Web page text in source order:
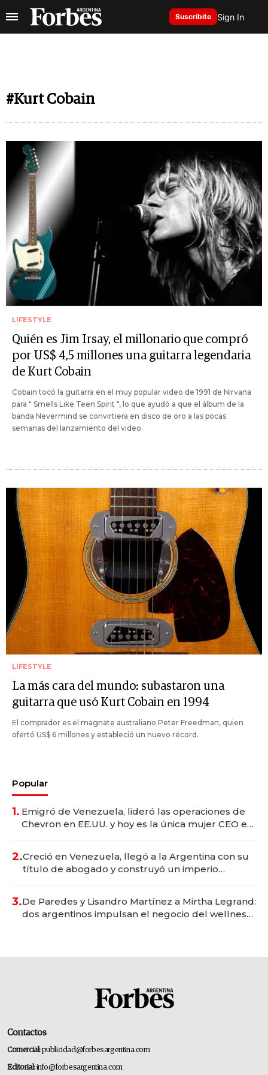
Suscribite Sign In
#Kurt Cobain
LIFESTYLE
Quién es Jim Irsay, el millonario que compró
por US$ 4,5 millones una guitarra legendaria
de Kurt Cobain
Cobain tocó la guitarra en el muy popular video de 1991 de Nirvana
para " Smells Like Teen Spirit ", lo que ayudó a que el álbum de la
banda Nevermind se convirtiera en disco de oro a las pocas
semanas del lanzamiento del video.
LIFESTYLE
La más cara del mundo: subastaron una
guitarra que usó Kurt Cobain en 1994
El comprador es el magnate australiano Peter Freedman, quien
ofertó US$ 6 millones y estableció un nuevo récord.
Popular
1. Emigró de Venezuela, lideró las operaciones de
Chevron en EE.UU. y hoy es la única mujer CEO en
2.Creció en Venezuela, llegó a la Argentina con su
título de abogado y construyó un imperio
3.De Paredes y Lisandro Martínez a Mirtha Legrand:
dos argentinos impulsan el negocio del wellness
Contactos
Comercial:publicidad@forbesargentina.com
Editorial:info@forbesargentina.com